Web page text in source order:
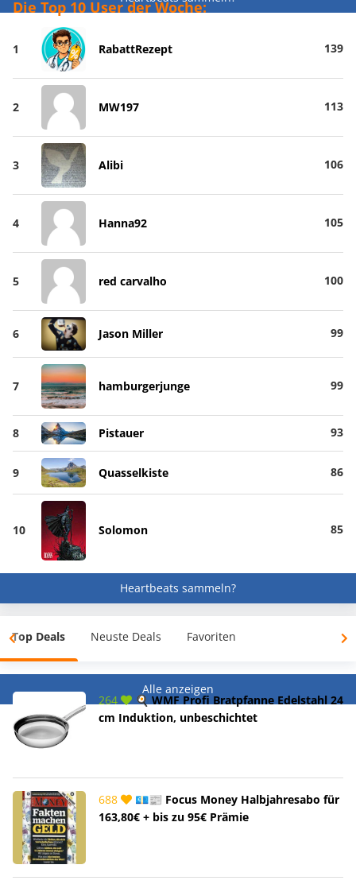
Die Top 10 User der Woche:
1 RabattRezept 139
2 MW197 113
3 Alibi 106
4 Hanna92 105
5 red carvalho 100
6 Jason Miller 99
7 hamburgerjunge 99
8 Pistauer 93
9 Quasselkiste 86
10 Solomon 85
Heartbeats sammeln?
Top Deals Neuste Deals Favoriten
Alle anzeigen
264
🍳 WMF Profi Bratpfanne Edelstahl 24
cm Induktion, unbeschichtet
688
💶📰 Focus Money Halbjahresabo für
163,80€ + bis zu 95€ Prämie